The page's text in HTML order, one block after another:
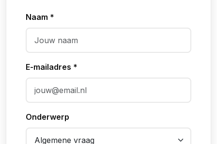
Naam *
E-mailadres *
Onderwerp